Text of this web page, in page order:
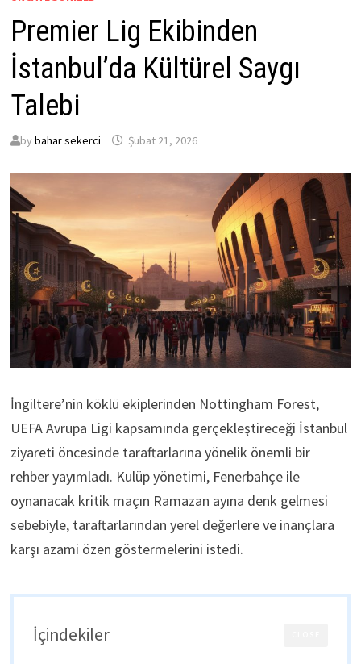
Premier Lig Ekibinden
İstanbul’da Kültürel Saygı
Talebi
by bahar sekerci Şubat 21, 2026
İngiltere’nin köklü ekiplerinden Nottingham Forest,
UEFA Avrupa Ligi kapsamında gerçekleştireceği İstanbul
ziyareti öncesinde taraftarlarına yönelik önemli bir
rehber yayımladı. Kulüp yönetimi, Fenerbahçe ile
oynanacak kritik maçın Ramazan ayına denk gelmesi
sebebiyle, taraftarlarından yerel değerlere ve inançlara
karşı azami özen göstermelerini istedi.
İçindekiler